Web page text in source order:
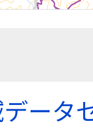
ータ